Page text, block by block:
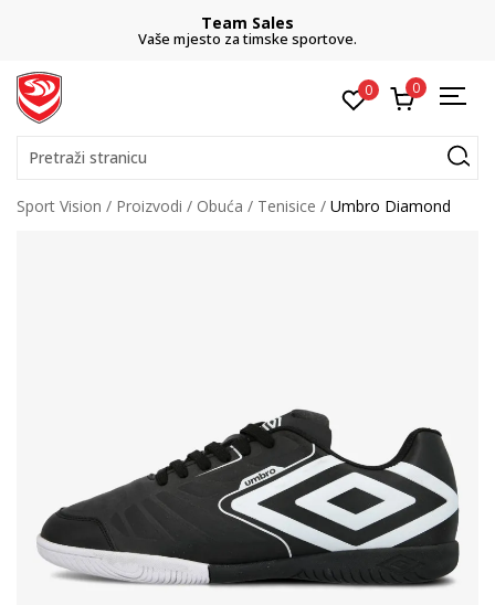
Team Sales
Vaše mjesto za timske sportove.
0 0
Pretraži stranicu
Sport Vision Proizvodi Obuća Tenisice Umbro Diamond